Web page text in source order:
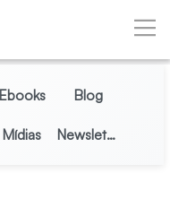
Ebooks Blog
Mídias Newsletter